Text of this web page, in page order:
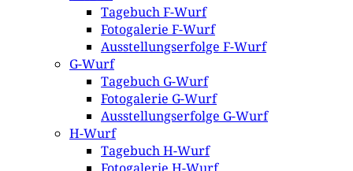
Tagebuch F-Wurf
Fotogalerie F-Wurf
Ausstellungserfolge F-Wurf
G-Wurf
Tagebuch G-Wurf
Fotogalerie G-Wurf
Ausstellungserfolge G-Wurf
H-Wurf
Tagebuch H-Wurf